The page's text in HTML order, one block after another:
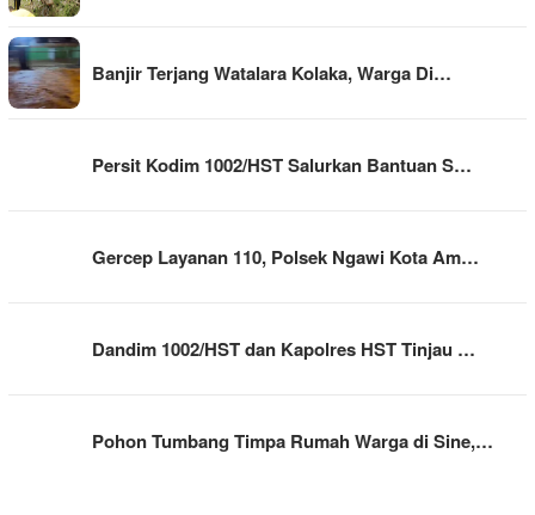
Banjir Terjang Watalara Kolaka, Warga Di…
Persit Kodim 1002/HST Salurkan Bantuan S…
Gercep Layanan 110, Polsek Ngawi Kota Am…
Dandim 1002/HST dan Kapolres HST Tinjau …
Pohon Tumbang Timpa Rumah Warga di Sine,…